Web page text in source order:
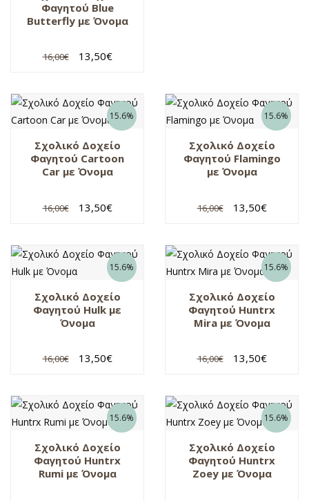
Φαγητού Blue
Butterfly με Όνομα
16,00€ 13,50€
15.6%
Σχολικό Δοχείο
Φαγητού Cartoon
Car με Όνομα
16,00€ 13,50€
15.6%
Σχολικό Δοχείο
Φαγητού Flamingo
με Όνομα
16,00€ 13,50€
15.6%
Σχολικό Δοχείο
Φαγητού Hulk με
Όνομα
16,00€ 13,50€
15.6%
Σχολικό Δοχείο
Φαγητού Huntrx
Mira με Όνομα
16,00€ 13,50€
15.6%
Σχολικό Δοχείο
Φαγητού Huntrx
Rumi με Όνομα
15.6%
Σχολικό Δοχείο
Φαγητού Huntrx
Zoey με Όνομα